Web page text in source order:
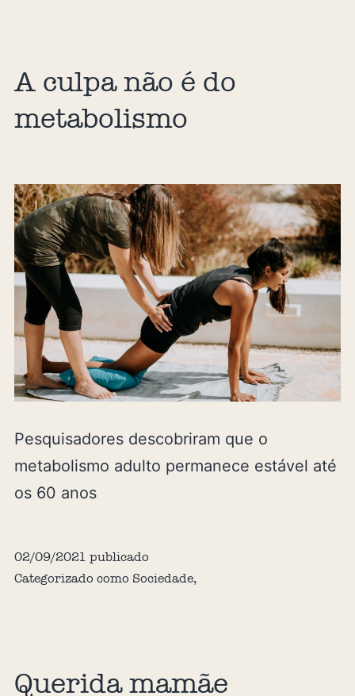
A culpa não é do
metabolismo
Pesquisadores descobriram que o
metabolismo adulto permanece estável até
os 60 anos
02/09/2021 publicado
Categorizado como Sociedade,
Querida mamãe